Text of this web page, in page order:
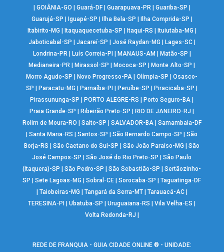
| GOIÂNIA-GO | Guará-DF| Guarapuava-PR| Guariba-SP |
Guarujá-SP | Iguapé-SP | Ilha Bela-SP | Ilha Comprida-SP |
Itabirito-MG | Itaquaquecetuba-SP | Itaqui-RS | Ituiutaba-MG |
Jaboticabal-SP | Jacareí-SP | José Raydan-MG | Lages-SC|
Londrina-PR| Luís Correia-PI | MANAUS-AM | Matão-SP |
Medianeira-PR |Mirassol-SP |Mococa-SP |Monte Alto-SP |
Morro Agudo-SP |Novo Progresso-PA |Olímpia-SP |Osasco-
SP |Paracatu-MG |Parnaíba-PI |Peruíbe-SP |Piracicaba-SP |
Pirassununga-SP |PORTO ALEGRE-RS |Porto Seguro-BA |
Praia Grande-SP |Ribeirão Preto-SP |RIO DE JANEIRO-RJ |
Rolim de Moura-RO | Salto-SP | SALVADOR-BA| Samambaia-DF
|Santa Maria-RS |Santos-SP |São Bernardo Campo-SP |São
Borja-RS |São Caetano do Sul-SP |São João Paraíso-MG |São
José Campos-SP |São José do Rio Preto-SP |São Paulo
(Itaquera)-SP |São Pedro-SP |São Sebastião-SP |Sertãozinho-
SP |Sete Lagoas-MG |Sobral-CE |Sorocaba-SP |Taguatinga-DF
| Taiobeiras-MG | Tangará da Serra-MT| Tarauacá-AC|
TERESINA-PI |Ubatuba-SP |Uruguaiana-RS |Vila Velha-ES |
Volta Redonda-RJ |
REDE DE FRANQUIA - GUIA CIDADE ONLINE ® - UNIDADE: